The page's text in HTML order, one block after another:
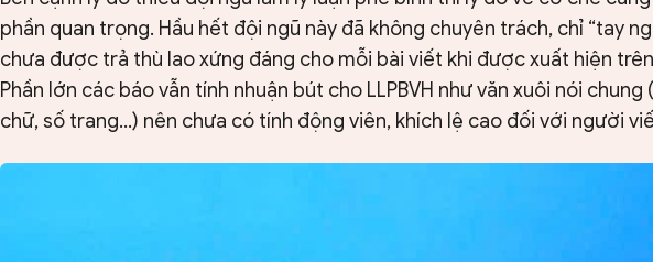
phần quan trọng. Hầu hết đội ngũ này đã không chuyên trách, chỉ “tay
chưa được trả thù lao xứng đáng cho mỗi bài viết khi được xuất hiện
Phần lớn các báo vẫn tính nhuận bút cho LLPBVH như văn xuôi nói
chữ, số trang…) nên chưa có tính động viên, khích lệ cao đối với người